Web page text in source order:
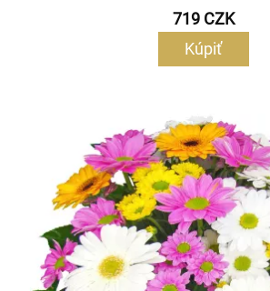
719 CZK
Kúpiť